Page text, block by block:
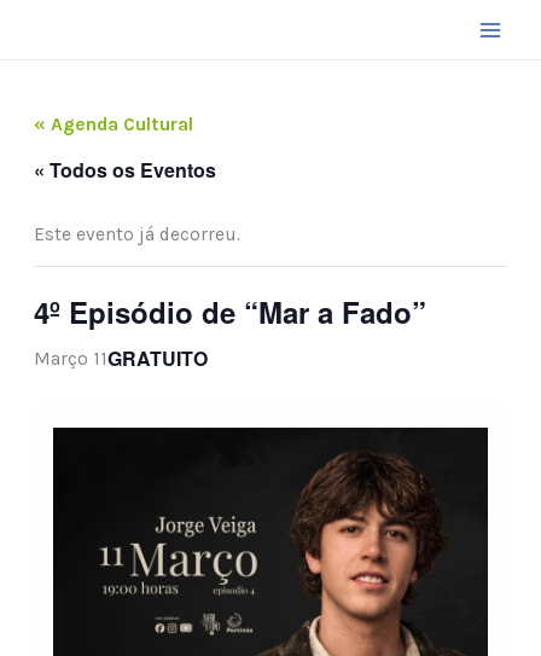
« Agenda Cultural
« Todos os Eventos
Este evento já decorreu.
4º Episódio de “Mar a Fado”
Março 11GRATUITO